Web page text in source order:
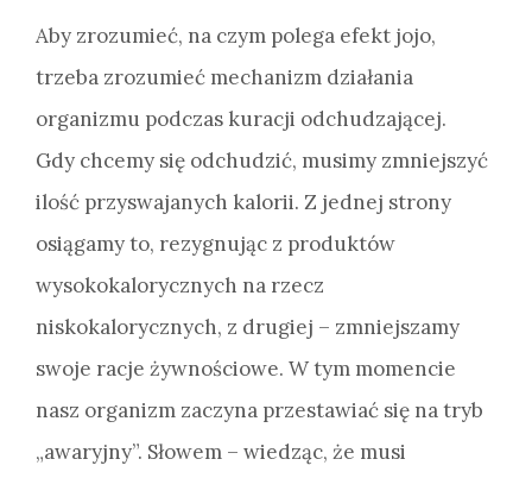
Aby zrozumieć, na czym polega efekt jojo,
trzeba zrozumieć mechanizm działania
organizmu podczas kuracji odchudzającej.
Gdy chcemy się odchudzić, musimy zmniejszyć
ilość przyswajanych kalorii. Z jednej strony
osiągamy to, rezygnując z produktów
wysokokalorycznych na rzecz
niskokalorycznych, z drugiej – zmniejszamy
swoje racje żywnościowe. W tym momencie
nasz organizm zaczyna przestawiać się na tryb
„awaryjny”. Słowem – wiedząc, że musi